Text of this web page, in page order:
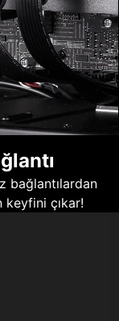
bağlantılardan
keyfini çıkar!